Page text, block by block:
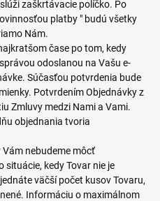
zaškrtávacie políčko. Po
platby " budú všetky
Nám.
čase po tom, kedy
odoslanou na Vašu e-
Súčasťou potvrdenia bude
Potvrdením Objednávky z
Zmluvy medzi Nami a Vami.
objednania tvoria
nebudeme môcť
kedy Tovar nie je
väčší počet kusov Tovaru,
Informáciu o maximálnom